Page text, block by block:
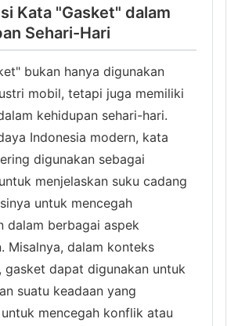
Kata "Gasket" dalam
Sehari-Hari
bukan hanya digunakan
mobil, tetapi juga memiliki
kehidupan sehari-hari.
Indonesia modern, kata
digunakan sebagai
menjelaskan suku cadang
untuk mencegah
dalam berbagai aspek
Misalnya, dalam konteks
gasket dapat digunakan untuk
suatu keadaan yang
mencegah konflik atau